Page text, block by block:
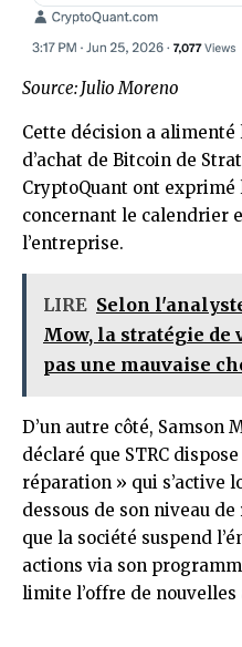
Source: Julio Moreno
Cette décision a
d’achat de Bitcoin de
CryptoQuant ont
concernant le calendrier
l’entreprise.
LIRE Selon
Mow, la stratégie de
pas une mauvaise
D’un autre côté, Samson
déclaré que STRC
réparation » qui s’active
dessous de son niveau
que la société suspend
actions via son
limite l’offre de nouvelles